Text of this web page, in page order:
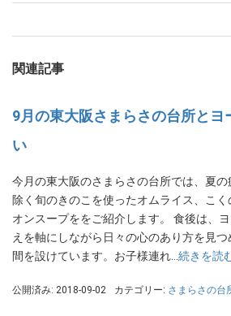
関連記事
9月の東大阪さまらさの台所とヨ
い
今月の東大阪のさまらさの台所では、夏の
除く旬のきのこを使ったオムライス、こく
オンスープををご紹介します。 食後は、
えを軸にしながら日々の心のあり方を見
間を設けています。お子様連れ… 続きを読
公開済み: 2018-09-02 カテゴリー: さまらさの台